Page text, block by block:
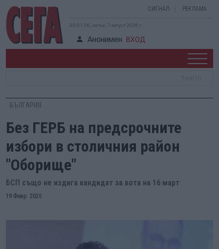
СИГНАЛ РЕКЛАМА
23:01:57, петък, 7 август 2026 г.
Анонимен ВХОД
БЪЛГАРИЯ
Без ГЕРБ на предсрочните
избори в столичния район
"Оборище"
БСП също не издига кандидат за вота на 16 март
19 Февр. 2025